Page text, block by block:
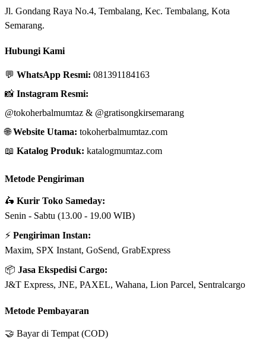
Jl. Gondang Raya No.4, Tembalang, Kec. Tembalang, Kota
Semarang.
Hubungi Kami
💬 WhatsApp Resmi: 081391184163
📸 Instagram Resmi:
@tokoherbalmumtaz & @gratisongkirsemarang
🌐Website Utama: tokoherbalmumtaz.com
📖 Katalog Produk: katalogmumtaz.com
Metode Pengiriman
🛵 Kurir Toko Sameday:
Senin - Sabtu (13.00 - 19.00 WIB)
⚡ Pengiriman Instan:
Maxim, SPX Instant, GoSend, GrabExpress
📦 Jasa Ekspedisi Cargo:
J&T Express, JNE, PAXEL, Wahana, Lion Parcel, Sentralcargo
Metode Pembayaran
🤝 Bayar di Tempat (COD)